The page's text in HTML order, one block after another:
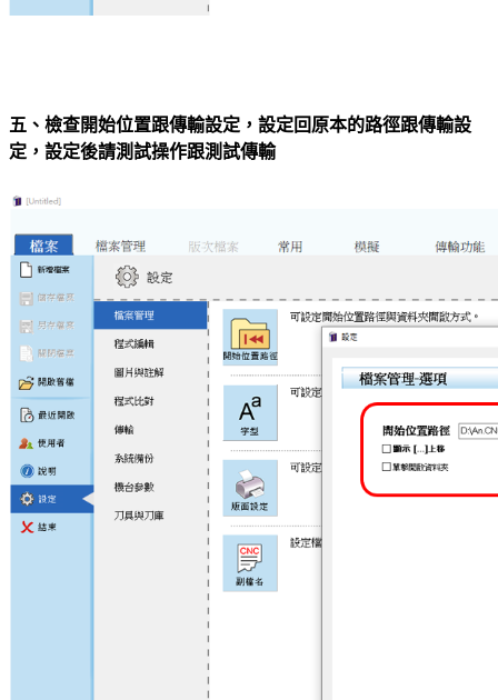
五、檢查開始位置跟傳輸設定，設定回原本的路徑跟傳輸設
定，設定後請測試操作跟測試傳輸